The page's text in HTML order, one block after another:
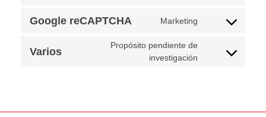
Google reCAPTCHA Marketing
Varios
Propósito pendiente de
investigación